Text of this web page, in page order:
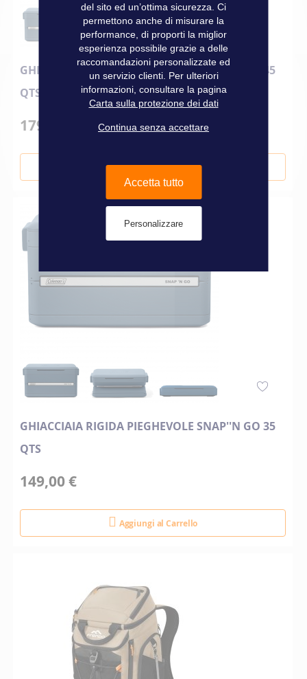
GHIACCIAIA RIGIDA PIEGHEVOLE SNAP''N GO 45
QTS
179,00 €
Aggiungi al Carrello
GHIACCIAIA RIGIDA PIEGHEVOLE SNAP''N GO 35
QTS
149,00 €
Aggiungi al Carrello
del sito ed un’ottima sicurezza. Ci
permettono anche di misurare la
performance, di proporti la miglior
esperienza possibile grazie a delle
raccomandazioni personalizzate ed
un servizio clienti. Per ulteriori
informazioni, consultare la pagina
Carta sulla protezione dei dati
Continua senza accettare
Accetta tutto
Personalizzare